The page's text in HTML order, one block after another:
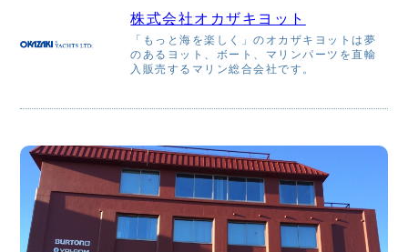
株式会社オカザキヨット
「もっと海を楽しく」のオカザキヨットは夢
のあるヨット、ボート、マリンパーツを直輸
入販売するマリン総合会社です。